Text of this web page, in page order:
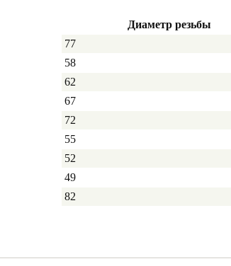
Диаметр резьбы
77
58
62
67
72
55
52
49
82